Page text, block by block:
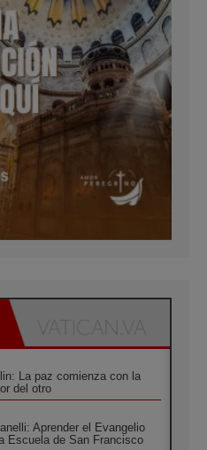
La paz comienza con la
del otro
Aprender el Evangelio
Escuela de San Francisco